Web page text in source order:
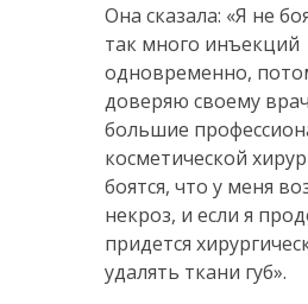
Она сказала: «Я не
так много инъекций
одновременно,
доверяю своему
большие
косметической
боятся, что у меня
некроз, и если я
придется
удалять ткани губ».